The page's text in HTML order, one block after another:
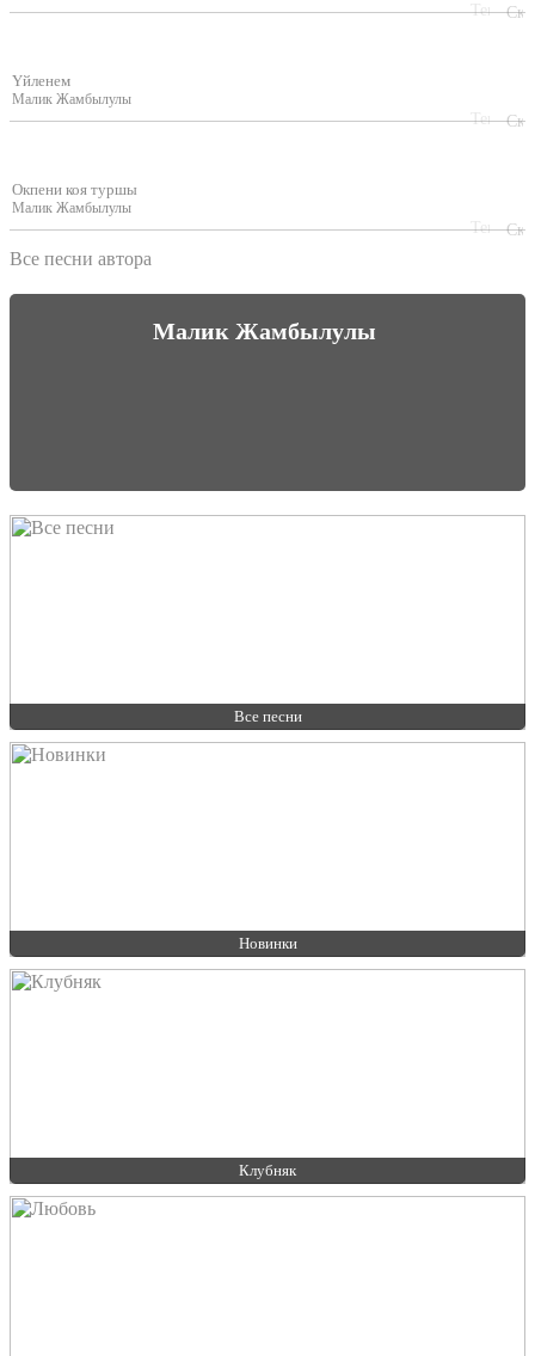
Үйленем
Малик Жамбылулы
Окпени коя туршы
Малик Жамбылулы
Все песни автора
Малик Жамбылулы
Все песни
Новинки
Клубняк